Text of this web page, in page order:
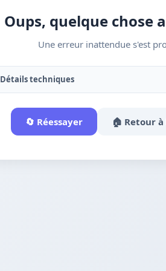
Oups, quelque chose
Une erreur inattendue s'est
Détails techniques
🔄 Réessayer 🏠 Retour